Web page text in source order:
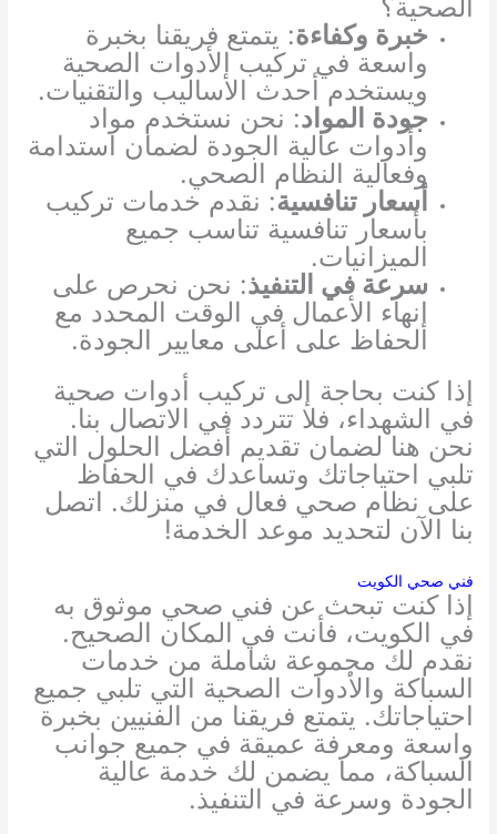
الصحية؟
خبرة وكفاءة: يتمتع فريقنا بخبرة
واسعة في تركيب الأدوات الصحية
ويستخدم أحدث الأساليب والتقنيات.
جودة المواد: نحن نستخدم مواد
وأدوات عالية الجودة لضمان استدامة
وفعالية النظام الصحي.
أسعار تنافسية: نقدم خدمات تركيب
بأسعار تنافسية تناسب جميع
الميزانيات.
سرعة في التنفيذ: نحن نحرص على
إنهاء الأعمال في الوقت المحدد مع
الحفاظ على أعلى معايير الجودة.
إذا كنت بحاجة إلى تركيب أدوات صحية
في الشهداء، فلا تتردد في الاتصال بنا.
نحن هنا لضمان تقديم أفضل الحلول التي
تلبي احتياجاتك وتساعدك في الحفاظ
على نظام صحي فعال في منزلك. اتصل
بنا الآن لتحديد موعد الخدمة!
فني صحي الكويت
إذا كنت تبحث عن فني صحي موثوق به
في الكويت، فأنت في المكان الصحيح.
نقدم لك مجموعة شاملة من خدمات
السباكة والأدوات الصحية التي تلبي جميع
احتياجاتك. يتمتع فريقنا من الفنيين بخبرة
واسعة ومعرفة عميقة في جميع جوانب
السباكة، مما يضمن لك خدمة عالية
الجودة وسرعة في التنفيذ.